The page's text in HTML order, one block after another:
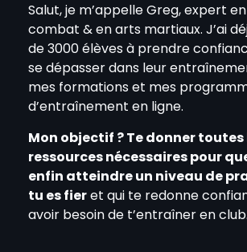
Salut, je m’appelle Greg, expert
combat & en arts martiaux. J’ai
de 3000 élèves à prendre
se dépasser dans leur
mes formations et mes
d’entraînement en ligne.
Mon objectif ? Te donner toutes
ressources nécessaires pour
enfin atteindre un niveau de
tu es fieret qui te redonne
avoir besoin de t’entraîner en club.